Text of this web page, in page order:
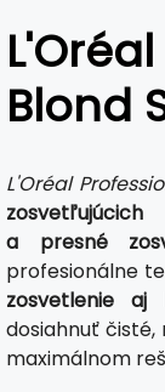
Blond
L'Oréal
zosvetľujúcich
a presné
profesionálne
zosvetlenie aj
dosiahnuť
maximálnom